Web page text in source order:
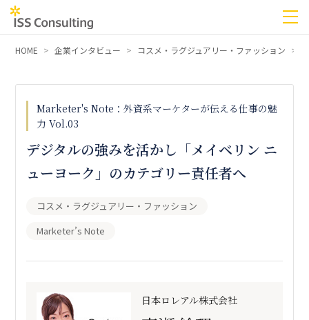
HOME 企業インタビュー コスメ・ラグジュアリー・ファッション
Marketer's Note：外資系マーケターが伝える仕事の魅
力 Vol.03
デジタルの強みを活かし「メイベリン ニ
ューヨーク」のカテゴリー責任者へ
コスメ・ラグジュアリー・ファッション
Marketer’s Note
日本ロレアル株式会社